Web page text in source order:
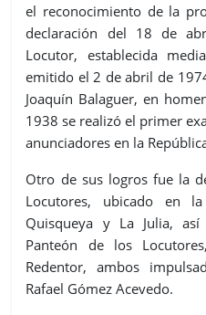
el reconocimiento de la
declaración del 18 de
Locutor, establecida
emitido el 2 de abril de
Joaquín Balaguer, en
1938 se realizó el primer
anunciadores en la
Otro de sus logros fue la
Locutores, ubicado en
Quisqueya y La Julia,
Panteón de los
Redentor, ambos
Rafael Gómez Acevedo.